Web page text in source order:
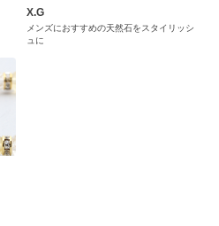
X.G
メンズにおすすめの天然石をスタイリッシ
ュに